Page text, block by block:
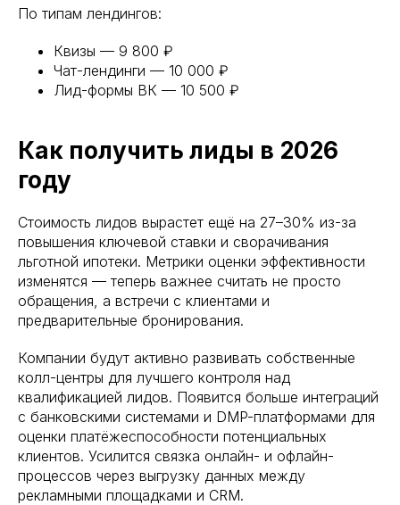
По типам лендингов:
Квизы — 9 800 ₽
Чат-лендинги — 10 000 ₽
Лид-формы ВК — 10 500 ₽
Как получить лиды в 2026
году
Стоимость лидов вырастет ещё на 27–30% из-за
повышения ключевой ставки и сворачивания
льготной ипотеки. Метрики оценки эффективности
изменятся — теперь важнее считать не просто
обращения, а встречи с клиентами и
предварительные бронирования.
Компании будут активно развивать собственные
колл-центры для лучшего контроля над
квалификацией лидов. Появится больше интеграций
с банковскими системами и DMP-платформами для
оценки платёжеспособности потенциальных
клиентов. Усилится связка онлайн- и офлайн-
процессов через выгрузку данных между
рекламными площадками и CRM.